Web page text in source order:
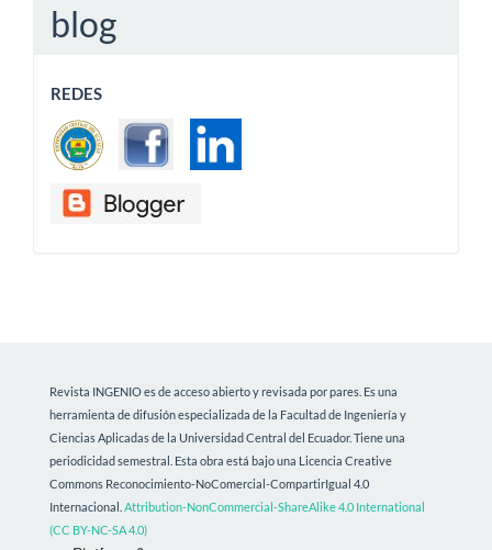
blog
REDES
Revista INGENIO es de acceso abierto y revisada por pares. Es una
herramienta de difusión especializada de la Facultad de Ingeniería y
Ciencias Aplicadas de la Universidad Central del Ecuador. Tiene una
periodicidad semestral. Esta obra está bajo una Licencia Creative
Commons Reconocimiento-NoComercial-CompartirIgual 4.0
Internacional. Attribution-NonCommercial-ShareAlike 4.0 International
(CC BY-NC-SA 4.0)